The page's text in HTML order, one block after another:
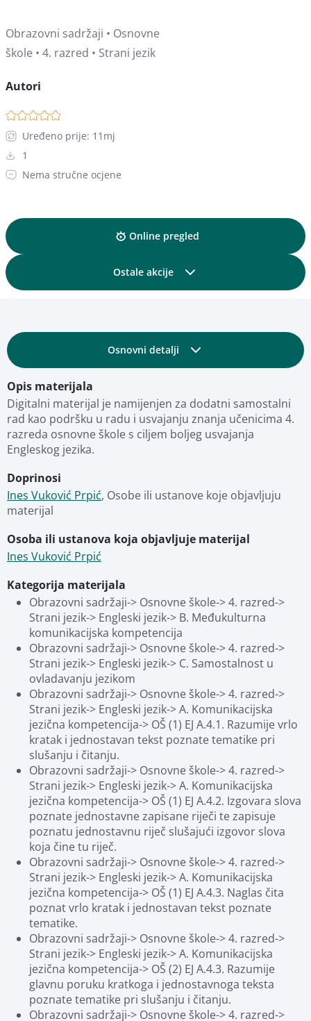
Obrazovni sadržaji • Osnovne
škole • 4. razred • Strani jezik
Autori
Uređeno prije: 11mj
1
Nema stručne ocjene
Online pregled
Ostale akcije
Dodajte u kolekciju
Dodajte u favorite
Pregled materijala
Osnovni detalji
Obrazovni i tehnički detalji
Fotografije
Stručna ocjena
Opis materijala
Digitalni materijal je namijenjen za dodatni samostalni
rad kao podršku u radu i usvajanju znanja učenicima 4.
razreda osnovne škole s ciljem boljeg usvajanja
Engleskog jezika.
Doprinosi
Ines Vuković Prpić, Osobe ili ustanove koje objavljuju
materijal
Osoba ili ustanova koja objavljuje materijal
Ines Vuković Prpić
Kategorija materijala
Obrazovni sadržaji-> Osnovne škole-> 4. razred->
Strani jezik-> Engleski jezik-> B. Međukulturna
komunikacijska kompetencija
Obrazovni sadržaji-> Osnovne škole-> 4. razred->
Strani jezik-> Engleski jezik-> C. Samostalnost u
ovladavanju jezikom
Obrazovni sadržaji-> Osnovne škole-> 4. razred->
Strani jezik-> Engleski jezik-> A. Komunikacijska
jezična kompetencija-> OŠ (1) EJ A.4.1. Razumije vrlo
kratak i jednostavan tekst poznate tematike pri
slušanju i čitanju.
Obrazovni sadržaji-> Osnovne škole-> 4. razred->
Strani jezik-> Engleski jezik-> A. Komunikacijska
jezična kompetencija-> OŠ (1) EJ A.4.2. Izgovara slova
poznate jednostavne zapisane riječi te zapisuje
poznatu jednostavnu riječ slušajući izgovor slova
koja čine tu riječ.
Obrazovni sadržaji-> Osnovne škole-> 4. razred->
Strani jezik-> Engleski jezik-> A. Komunikacijska
jezična kompetencija-> OŠ (1) EJ A.4.3. Naglas čita
poznat vrlo kratak i jednostavan tekst poznate
tematike.
Obrazovni sadržaji-> Osnovne škole-> 4. razred->
Strani jezik-> Engleski jezik-> A. Komunikacijska
jezična kompetencija-> OŠ (2) EJ A.4.3. Razumije
glavnu poruku kratkoga i jednostavnoga teksta
poznate tematike pri slušanju i čitanju.
Obrazovni sadržaji-> Osnovne škole-> 4. razred->